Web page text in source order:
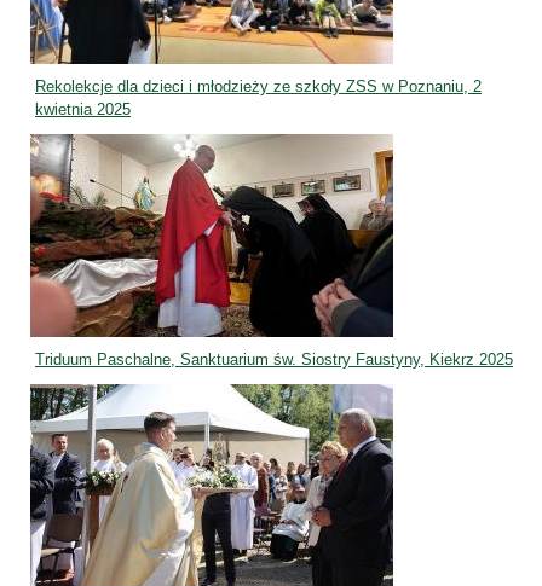
Rekolekcje dla dzieci i młodzieży ze szkoły ZSS w Poznaniu, 2
kwietnia 2025
Triduum Paschalne, Sanktuarium św. Siostry Faustyny, Kiekrz 2025